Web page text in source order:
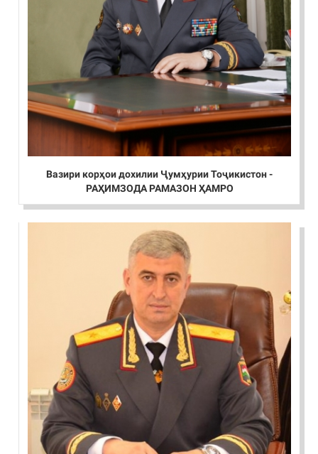
Вазири корҳои дохилии Ҷумҳурии Тоҷикистон -
РАҲИМЗОДА РАМАЗОН ҲАМРО